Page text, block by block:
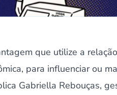
que utilize a
para influenciar ou
Gabriella Rebouças,